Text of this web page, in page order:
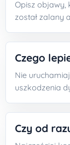
Opisz objawy,
został zalany
Czego
Nie
uszkodzenia
Czy od